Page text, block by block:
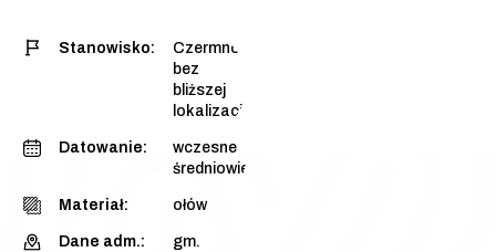
Stanowisko:
Czermno,
bez
bliższej
lokalizacji
Datowanie:
wczesne
średniowiecze
Materiał: ołów
Dane adm.:
gm.